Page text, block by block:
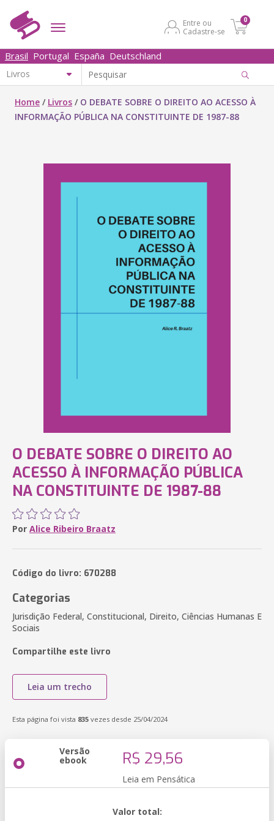
Entre ou
Cadastre-se
0
Brasil Portugal España Deutschland
Home / Livros / O DEBATE SOBRE O DIREITO AO ACESSO À
INFORMAÇÃO PÚBLICA NA CONSTITUINTE DE 1987-88
O DEBATE SOBRE O DIREITO AO
ACESSO À INFORMAÇÃO PÚBLICA
NA CONSTITUINTE DE 1987-88
Por Alice Ribeiro Braatz
Código do livro: 670288
Categorias
Jurisdição Federal, Constitucional, Direito, Ciências Humanas E
Sociais
Compartilhe este livro
Leia um trecho
Esta página foi vista 835 vezes desde 25/04/2024
Versão
ebook R$ 29,56
Leia em Pensática
Valor total: